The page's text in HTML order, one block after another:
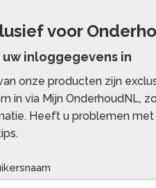
voor
uw inloggegevens in
onze producten zijn
in via Mijn OnderhoudNL,
Heeft u problemen met